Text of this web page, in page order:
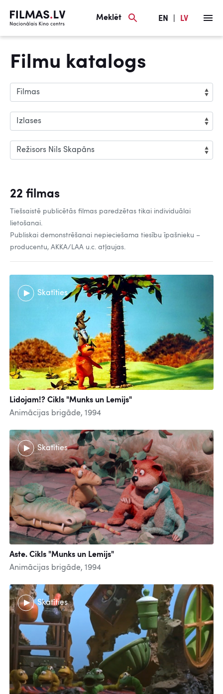
Meklēt EN LV
Filmu katalogs
22 filmas
Tiešsaistē publicētās filmas paredzētas tikai individuālai
lietošanai.
Publiskai demonstrēšanai nepieciešama tiesību īpašnieku –
producentu, AKKA/LAA u.c. atļaujas.
Skatīties
Lidojam!? Cikls "Munks un Lemijs"
Animācijas brigāde, 1994
Skatīties
Aste. Cikls "Munks un Lemijs"
Animācijas brigāde, 1994
Skatīties